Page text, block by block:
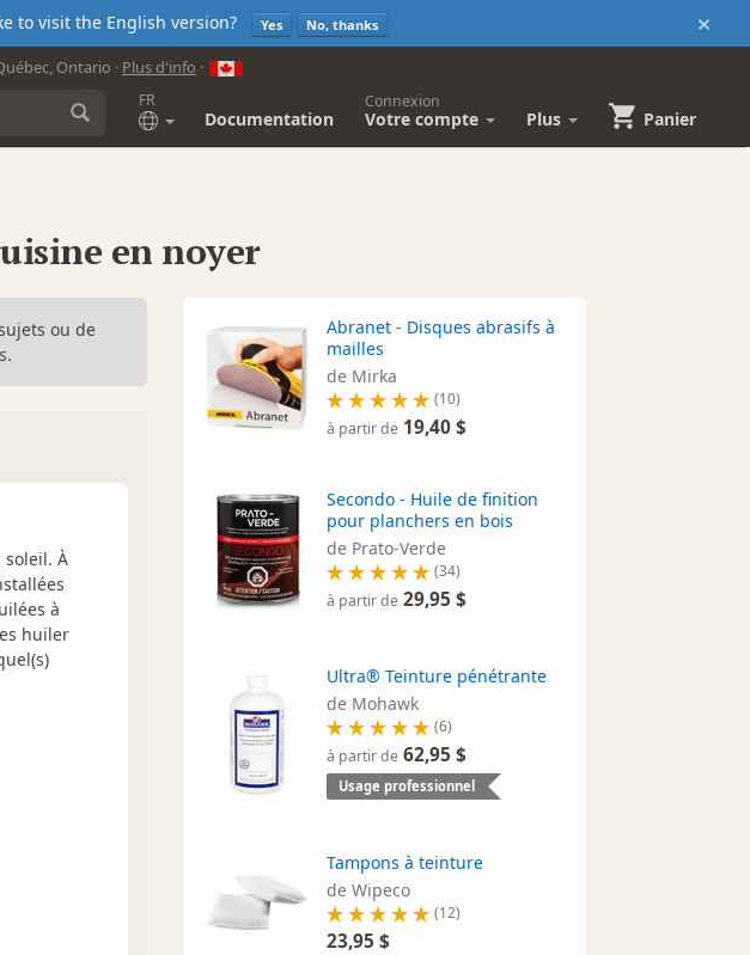
×
to visit the English version? Yes No, thanks
Ontario · Plus d'info ·
FR
Documentation
Connexion
Votre compte Plus Panier
en noyer
ou de
À
à
huiler
Abranet - Disques abrasifs à
mailles
de Mirka
(10)
à partir de 19,40 $
Secondo - Huile de finition
pour planchers en bois
de Prato-Verde
(34)
à partir de 29,95 $
Ultra® Teinture pénétrante
de Mohawk
(6)
à partir de 62,95 $
Usage professionnel
Tampons à teinture
de Wipeco
(12)
23,95 $